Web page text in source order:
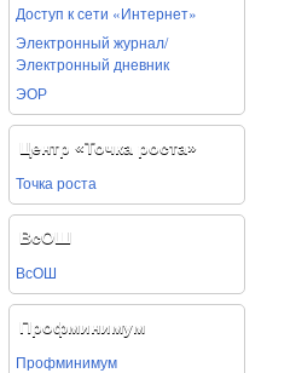
Доступ к сети «Интернет»
Электронный журнал/
Электронный дневник
ЭОР
Центр «Точка роста»
Точка роста
ВсОШ
ВсОШ
Профминимум
Профминимум